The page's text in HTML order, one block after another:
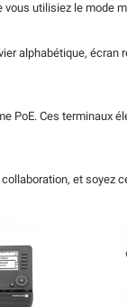
utilisiez le mode
alphabétique,
PoE. Ces
et